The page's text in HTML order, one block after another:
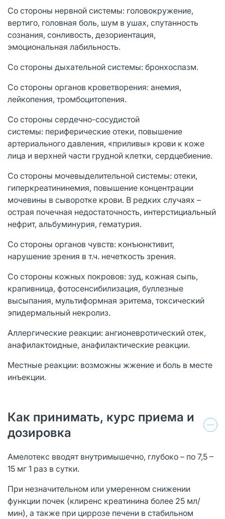
Со стороны нервной системы: головокружение,
вертиго, головная боль, шум в ушах, спутанность
сознания, сонливость, дезориентация,
эмоциональная лабильность.
Со стороны дыхательной системы: бронхоспазм.
Со стороны органов кроветворения: анемия,
лейкопения, тромбоцитопения.
Со стороны сердечно-сосудистой
системы: периферические отеки, повышение
артериального давления, «приливы» крови к коже
лица и верхней части грудной клетки, сердцебиение.
Со стороны мочевыделительной системы: отеки,
гиперкреатининемия, повышение концентрации
мочевины в сыворотке крови. В редких случаях –
острая почечная недостаточность, интерстициальный
нефрит, альбуминурия, гематурия.
Со стороны органов чувств: конъюнктивит,
нарушение зрения в т.ч. нечеткость зрения.
Со стороны кожных покровов: зуд, кожная сыпь,
крапивница, фотосенсибилизация, буллезные
высыпания, мультиформная эритема, токсический
эпидермальный некролиз.
Аллергические реакции: ангионевротический отек,
анафилактоидные, анафилактические реакции.
Местные реакции: возможны жжение и боль в месте
инъекции.
Как принимать, курс приема и
дозировка
Амелотекс вводят внутримышечно, глубоко – по 7,5 –
15 мг 1 раз в сутки.
При незначительном или умеренном снижении
функции почек (клиренс креатинина более 25 мл/
мин), а также при циррозе печени в стабильном